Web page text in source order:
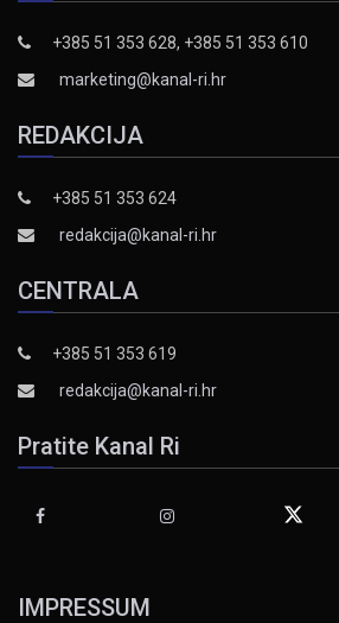
+385 51 353 628, +385 51 353 610
marketing@kanal-ri.hr
REDAKCIJA
+385 51 353 624
redakcija@kanal-ri.hr
CENTRALA
+385 51 353 619
redakcija@kanal-ri.hr
Pratite Kanal Ri
IMPRESSUM